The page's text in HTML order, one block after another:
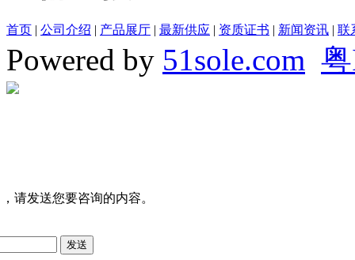
首页 | 公司介绍 | 产品展厅 | 最新供应 | 资质证书 | 新闻资讯 | 联
Powered by 51sole.com
请发送您要咨询的内容。